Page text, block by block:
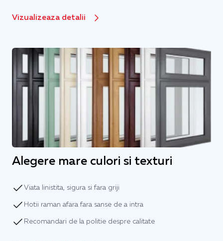
Vizualizeaza detalii
Alegere mare culori si texturi
Viata linistita, sigura si fara griji
Hotii raman afara fara sanse de a intra
Recomandari de la politie despre calitate